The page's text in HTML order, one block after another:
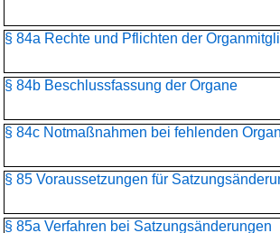
§ 84a Rechte und Pflichten der
§ 84b Beschlussfassung der Organe
§ 84c Notmaßnahmen bei fehlenden
§ 85 Voraussetzungen für
§ 85a Verfahren bei Satzungsänderungen